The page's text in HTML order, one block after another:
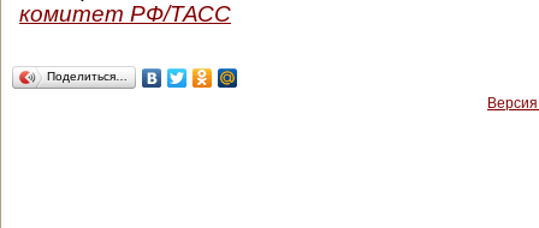
комитет РФ/ТАСС
Поделиться…